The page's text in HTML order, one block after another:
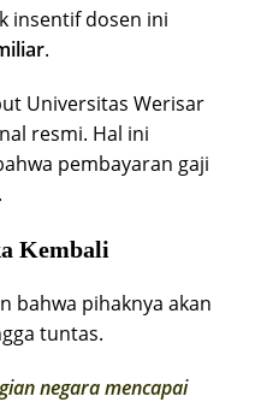
insentif dosen ini
.
Universitas Werisar
resmi. Hal ini
pembayaran gaji
Kembali
bahwa pihaknya akan
tuntas.
negara mencapai